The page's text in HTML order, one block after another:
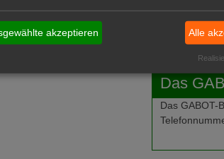
Das
Das GABOT-
akzeptieren Alle